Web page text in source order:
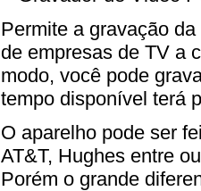
Permite a gravação
de empresas de TV a
modo, você pode
tempo disponível terá
O aparelho pode ser
AT&T, Hughes entre
Porém o grande